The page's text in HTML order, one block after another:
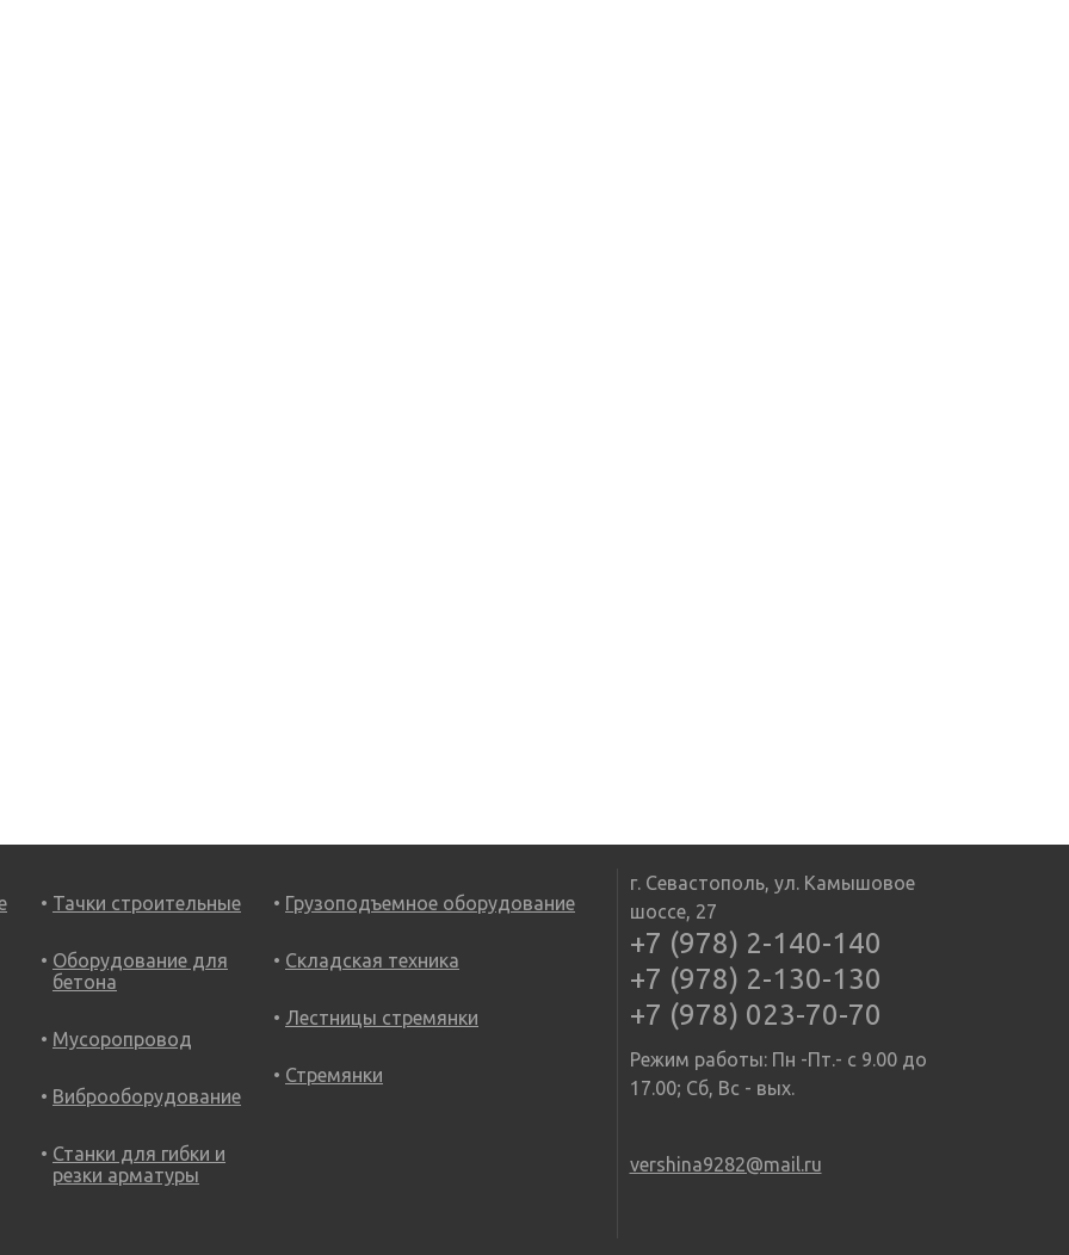
Тачки строительные
Оборудование для
бетона
Мусоропровод
Виброоборудование
Станки для гибки и
резки арматуры
Грузоподъемное оборудование
Складская техника
Лестницы стремянки
Стремянки
г. Севастополь, ул. Камышовое
шоссе, 27
+7 (978) 2-140-140
+7 (978) 2-130-130
+7 (978) 023-70-70
Режим работы: Пн -Пт.- с 9.00 до
17.00; Сб, Вс - вых.
vershina9282@mail.ru